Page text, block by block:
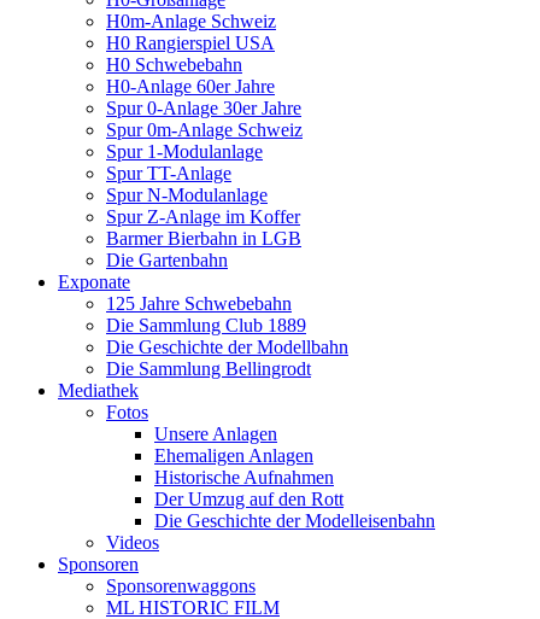
H0m-Anlage Schweiz
H0 Rangierspiel USA
H0 Schwebebahn
H0-Anlage 60er Jahre
Spur 0-Anlage 30er Jahre
Spur 0m-Anlage Schweiz
Spur 1-Modulanlage
Spur TT-Anlage
Spur N-Modulanlage
Spur Z-Anlage im Koffer
Barmer Bierbahn in LGB
Die Gartenbahn
Exponate
125 Jahre Schwebebahn
Die Sammlung Club 1889
Die Geschichte der Modellbahn
Die Sammlung Bellingrodt
Mediathek
Fotos
Unsere Anlagen
Ehemaligen Anlagen
Historische Aufnahmen
Der Umzug auf den Rott
Die Geschichte der Modelleisenbahn
Videos
Sponsoren
Sponsorenwaggons
ML HISTORIC FILM